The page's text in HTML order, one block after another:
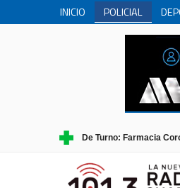
INICIO POLICIAL
PERSONAS MAYORES
TURISMO
De Turno: Farmacia